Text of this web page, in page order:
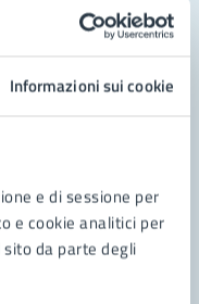
Informazioni sui cookie
e di sessione per
e cookie analitici per
da parte degli